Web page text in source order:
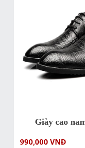
Giày cao
990,000 VNĐ